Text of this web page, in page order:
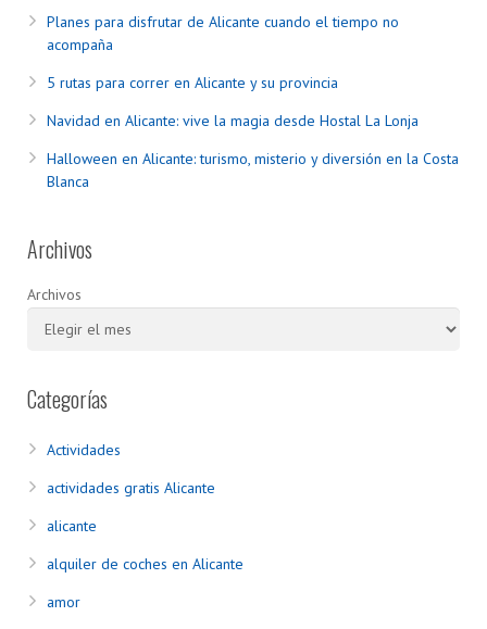
Planes para disfrutar de Alicante cuando el tiempo no
acompaña
5 rutas para correr en Alicante y su provincia
Navidad en Alicante: vive la magia desde Hostal La Lonja
Halloween en Alicante: turismo, misterio y diversión en la Costa
Blanca
Archivos
Archivos
Categorías
Actividades
actividades gratis Alicante
alicante
alquiler de coches en Alicante
amor